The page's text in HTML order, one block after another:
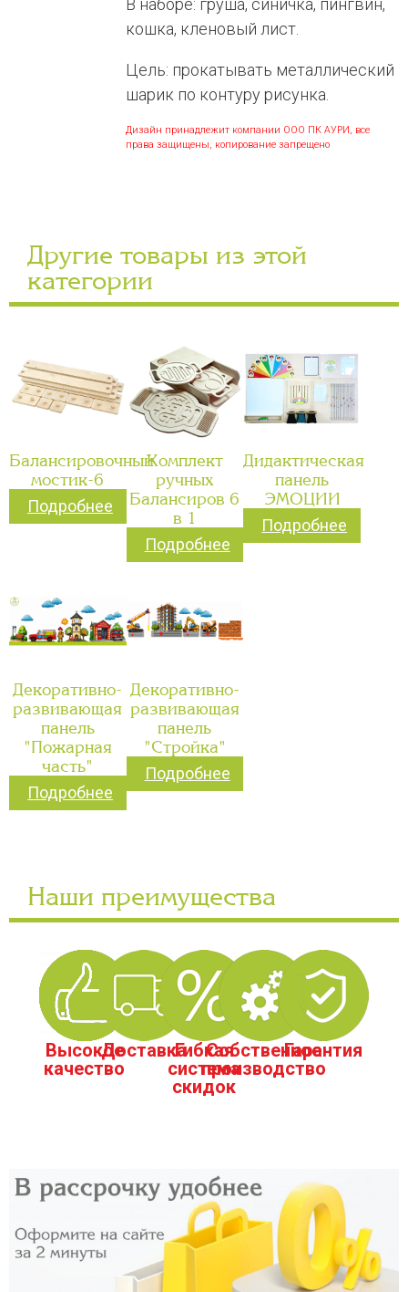
В наборе: груша, синичка, пингвин,
кошка, кленовый лист.
Цель: прокатывать металлический
шарик по контуру рисунка.
Дизайн принадлежит компании ООО ПК АУРИ, все
права защищены, копирование запрещено
Другие товары из этой
категории
Балансировочный
мостик-6
Подробнее
Комплект
ручных
Балансиров 6
в 1
Подробнее
Дидактическая
панель
ЭМОЦИИ
Подробнее
Декоративно-
развивающая
панель
"Пожарная
часть"
Подробнее
Декоративно-
развивающая
панель
"Стройка"
Подробнее
Наши преимущества
Высокое
качество
ДоставкаГибкая
система
скидок
Собственное
производство
Гарантия